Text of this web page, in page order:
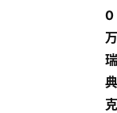
0
万
瑞
典
克